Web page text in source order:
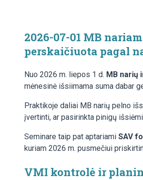
2026-07-01 MB
perskaičiuota pagal
Nuo 2026 m. liepos 1 d. MB narių
mėnesinė išsiimama suma dabar
Praktikoje daliai MB narių pelno
įvertinti, ar pasirinkta pinigų
Seminare taip pat aptariami SAV
kuriam 2026 m. pusmečiui
VMI kontrolė ir